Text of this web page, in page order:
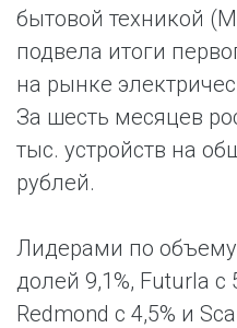
бытовой техникой
подвела итоги
на рынке
За шесть месяцев
тыс. устройств на
рублей.
Лидерами по
долей 9,1%, Futurla с
Redmond с 4,5% и